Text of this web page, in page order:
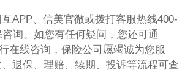
APP、信美官微或拨打客服热线400-
询。如您有任何疑问，您还可通
在线咨询，保险公司愿竭诚为您服
退保、理赔、续期、投诉等流程可查